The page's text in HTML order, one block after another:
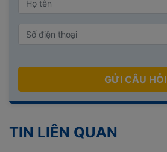
GỬI CÂU HỎI
TIN LIÊN QUAN